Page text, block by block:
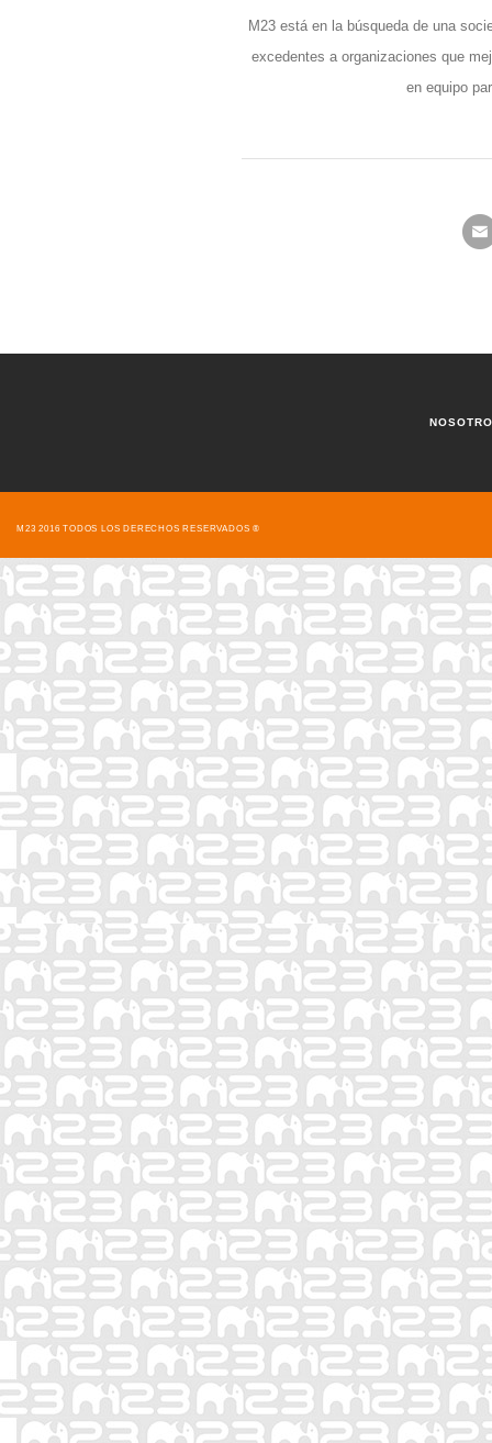
M23 está en la búsqueda de una
excedentes a organizaciones que
en equipo
M23 2016 TODOS LOS DERECHOS RESERVADOS ®